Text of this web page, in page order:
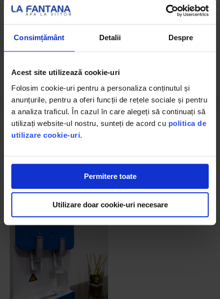
Consimțământ Detalii Despre
Acest site utilizează cookie-uri
Folosim cookie-uri pentru a personaliza conținutul și
anunțurile, pentru a oferi funcții de rețele sociale și pentru
a analiza traficul. În cazul în care alegeți să continuați să
utilizați website-ul nostru, sunteți de acord cu politica de
utilizare cookie-uri.
Permitere toate
Utilizare doar cookie-uri necesare
Specificații Watercooler
Caracteristici dozator:
Capacitate rezervor apă caldă: 2 litri;
Dimensiuni: 31 (L) x 31(A) x 960 (Î) cm.